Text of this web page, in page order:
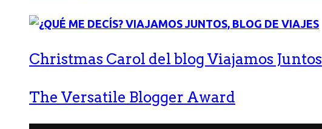
Christmas Carol del blog Viajamos Juntos
The Versatile Blogger Award